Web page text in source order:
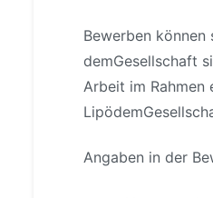
Bewerben
demGesellschaft
Arbeit im Rahmen
Angaben in der